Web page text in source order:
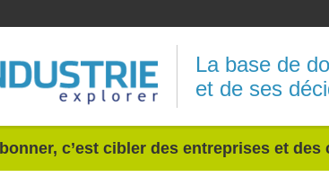
La base de
et de ses
c’est cibler des entreprises et